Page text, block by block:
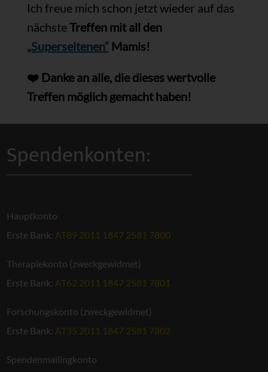
Ich freue mich schon jetzt wieder auf das
nächsteTreffen mit all den
„Superseltenen“Mamis!
❤️ Danke an alle, die dieses wertvolle
Treffen möglich gemacht haben!
Spendenkonten:
Hauptkonto
Erste Bank: AT89 2011 1847 2581 7800
Therapiekonto (zweckgewidmet)
Erste Bank: AT62 2011 1847 2581 7801
Forschungskonto (zweckgewidmet)
Erste Bank: AT35 2011 1847 2581 7802
Spendenmailingkonto